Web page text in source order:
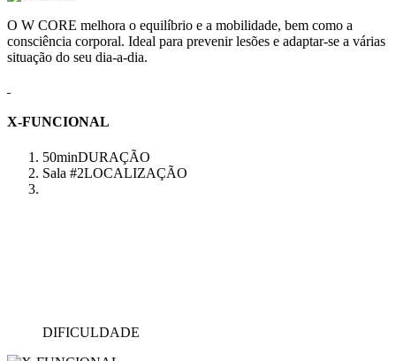
O W CORE melhora o equilíbrio e a mobilidade, bem como a
consciência corporal. Ideal para prevenir lesões e adaptar-se a várias
situação do seu dia-a-dia.
X-FUNCIONAL
50minDURAÇÃO
Sala #2LOCALIZAÇÃO
DIFICULDADE